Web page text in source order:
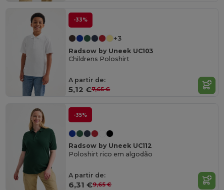
-33%
+3
Radsow by Uneek UC103
Childrens Poloshirt
A partir de:
5,12 €7,65 €
-35%
Radsow by Uneek UC112
Poloshirt rico em algodão
A partir de:
6,31 €9,65 €